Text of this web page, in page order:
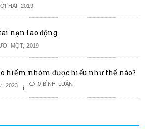
HAI, 2019
nạn lao động
MỘT, 2019
hiểm nhóm được hiểu như thế nào?
2023 0 BÌNH LUẬN